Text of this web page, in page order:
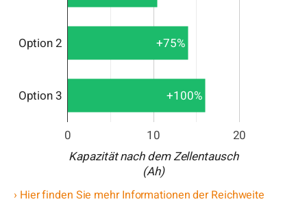
0 10 20
Option 2
Option 3
+75%
+100%
Kapazität nach dem Zellentausch
(Ah)
› Hier finden Sie mehr Informationen der Reichweite